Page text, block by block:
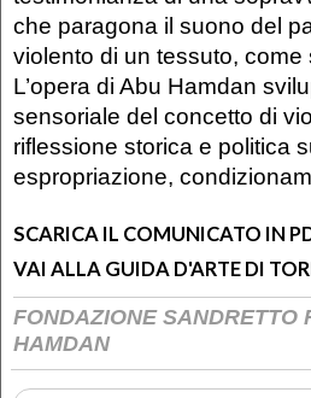
che paragona il suono del
violento di un tessuto,
L’opera di Abu Hamdan
sensoriale del concetto di
riflessione storica e politica
espropriazione,
SCARICA IL COMUNICATO IN
VAI ALLA GUIDA D'ARTE DI
FONDAZIONE SANDRETTO
HAMDAN